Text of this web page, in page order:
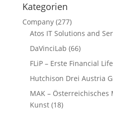
Kategorien
Company(277)
Atos IT Solutions and
DaVinciLab (66)
FLiP – Erste Financial
Hutchison Drei Austria
MAK –
Kunst(18)